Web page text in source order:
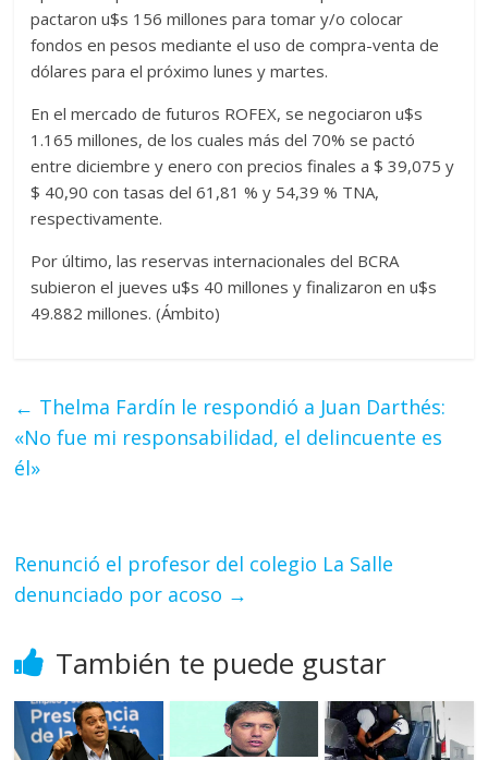
pactaron u$s 156 millones para tomar y/o colocar
fondos en pesos mediante el uso de compra-venta de
dólares para el próximo lunes y martes.
En el mercado de futuros ROFEX, se negociaron u$s
1.165 millones, de los cuales más del 70% se pactó
entre diciembre y enero con precios finales a $ 39,075 y
$ 40,90 con tasas del 61,81 % y 54,39 % TNA,
respectivamente.
Por último, las reservas internacionales del BCRA
subieron el jueves u$s 40 millones y finalizaron en u$s
49.882 millones. (Ámbito)
← Thelma Fardín le respondió a Juan Darthés:
«No fue mi responsabilidad, el delincuente es
él»
Renunció el profesor del colegio La Salle
denunciado por acoso →
También te puede gustar